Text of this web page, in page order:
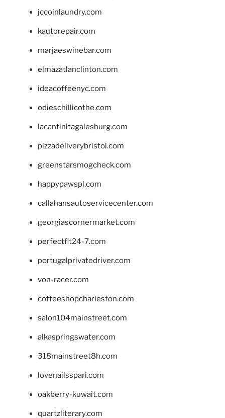
jccoinlaundry.com
kautorepair.com
marjaeswinebar.com
elmazatlanclinton.com
ideacoffeenyc.com
odieschillicothe.com
lacantinitagalesburg.com
pizzadeliverybristol.com
greenstarsmogcheck.com
happypawspl.com
callahansautoservicecenter.com
georgiascornermarket.com
perfectfit24-7.com
portugalprivatedriver.com
von-racer.com
coffeeshopcharleston.com
salon104mainstreet.com
alkaspringswater.com
318mainstreet8h.com
lovenailsspari.com
oakberry-kuwait.com
quartzliterary.com